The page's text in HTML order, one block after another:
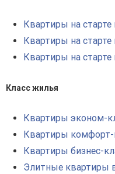
Квартиры на
Квартиры на
Квартиры на
Класс жилья
Квартиры эконом-
Квартиры
Квартиры бизнес-
Элитные квартиры